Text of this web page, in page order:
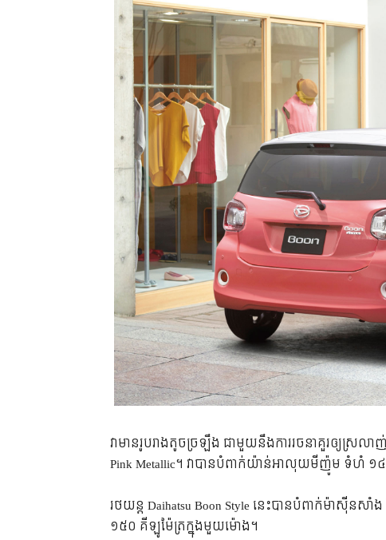
វា​មាន​រូបរាង​តូច​ច្រឡឹង ជាមួយ​នឹង​ការ​រចនា​គួរ​ឲ្យ​ស្រ
Pink Metallic។ វា​បាន​បំពាក់​យ៉ាន់​អាលុយមីញ៉ូម ទំហំ
រថយន្ត Daihatsu Boon Style នេះ​បាន​បំពាក់​ម៉ាស៊ីន​
១៥០ គីឡូម៉ែត្រ​ក្នុង​មួយ​ម៉ោង។